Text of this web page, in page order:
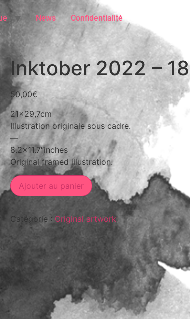
News Confidentialité
Inktober 2022 – 18
50,00€
21×29,7cm
Illustration originale sous cadre.
—
8.2×11.7″inches
Original framed illustration.
Ajouter au panier
Catégorie : Original artwork